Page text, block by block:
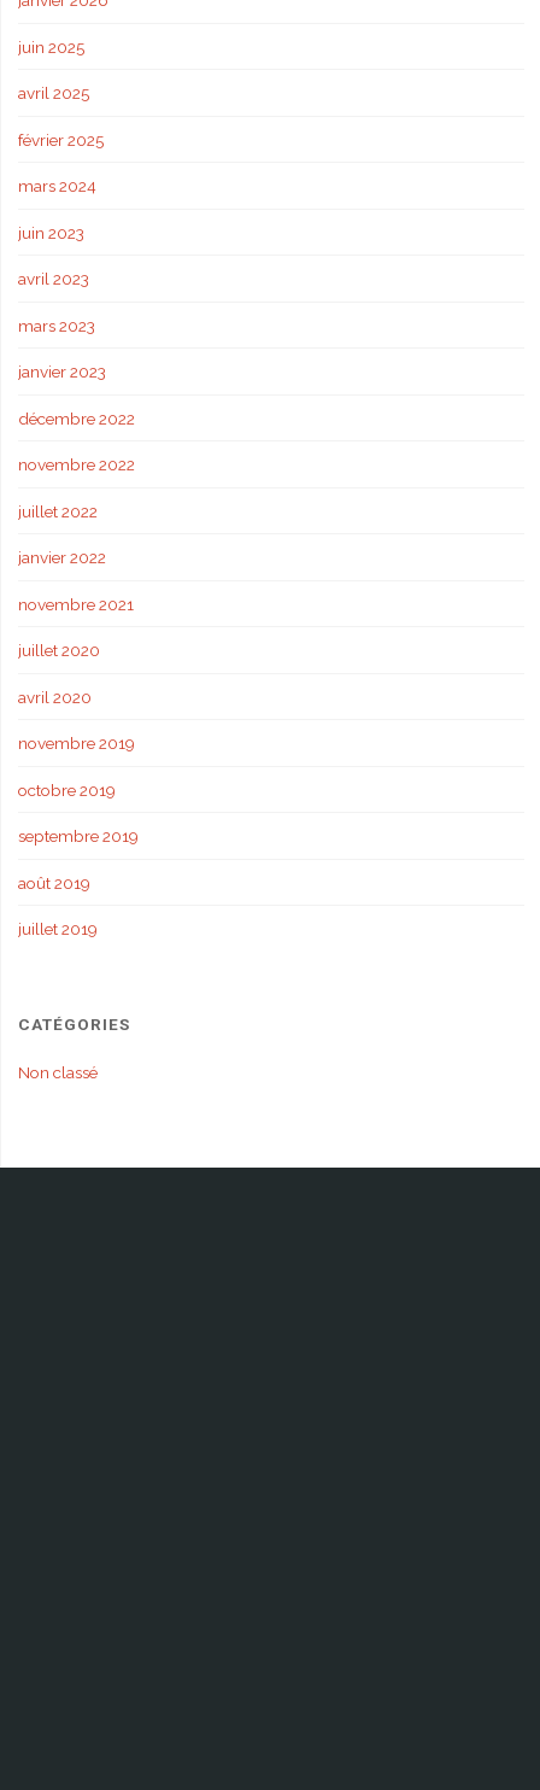
juin 2025
avril 2025
février 2025
mars 2024
juin 2023
avril 2023
mars 2023
janvier 2023
décembre 2022
novembre 2022
juillet 2022
janvier 2022
novembre 2021
juillet 2020
avril 2020
novembre 2019
octobre 2019
septembre 2019
août 2019
juillet 2019
CATÉGORIES
Non classé